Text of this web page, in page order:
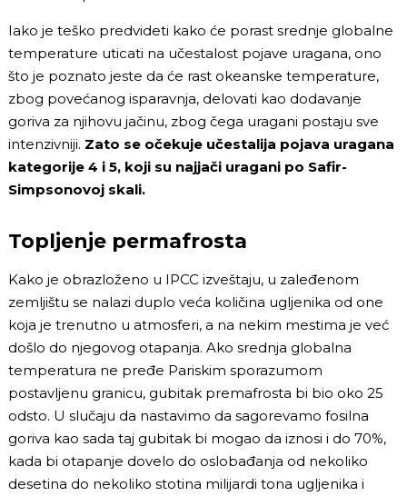
Iako je teško predvideti kako će porast srednje globalne
temperature uticati na učestalost pojave uragana, ono
što je poznato jeste da će rast okeanske temperature,
zbog povećanog isparavnja, delovati kao dodavanje
goriva za njihovu jačinu, zbog čega uragani postaju sve
intenzivniji. Zato se očekuje učestalija pojava uragana
kategorije 4 i 5, koji su najjači uragani po Safir-
Simpsonovoj skali.
Topljenje permafrosta
Kako je obrazloženo u IPCC izveštaju, u zaleđenom
zemljištu se nalazi duplo veća količina ugljenika od one
koja je trenutno u atmosferi, a na nekim mestima je već
došlo do njegovog otapanja. Ako srednja globalna
temperatura ne pređe Pariskim sporazumom
postavljenu granicu, gubitak premafrosta bi bio oko 25
odsto. U slučaju da nastavimo da sagorevamo fosilna
goriva kao sada taj gubitak bi mogao da iznosi i do 70%,
kada bi otapanje dovelo do oslobađanja od nekoliko
desetina do nekoliko stotina milijardi tona ugljenika i